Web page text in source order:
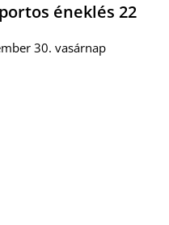
éneklés 22
30. vasárnap